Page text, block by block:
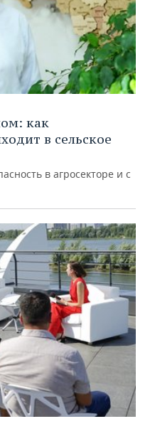
как
в сельское
в агросекторе и с